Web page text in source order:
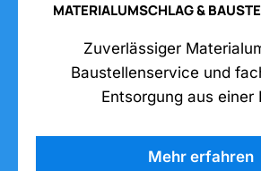
MATERIALUMSCHLAG &
Zuverlässiger
Baustellenservice und
Entsorgung aus einer
Mehr erfahren